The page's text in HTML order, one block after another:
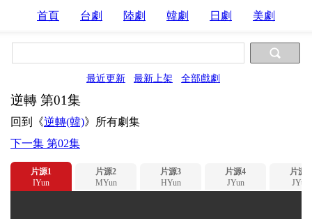
首頁 台劇 陸劇 韓劇 日劇 美劇
最近更新 最新上架 全部戲劇
逆轉 第01集
回到《逆轉(韓)》所有劇集
下一集 第02集
片源1
IYun
片源2
MYun
片源3
HYun
片源4
JYun
片源5
JYun